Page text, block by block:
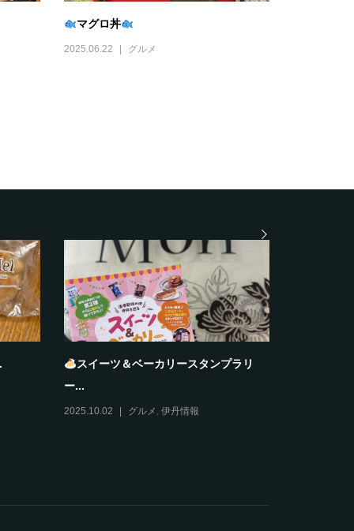
マグロ丼
2025.06.22 グルメ
スイーツ＆ベーカリースタンプラリ
ー...
2025.10.02 グルメ , 伊丹情報